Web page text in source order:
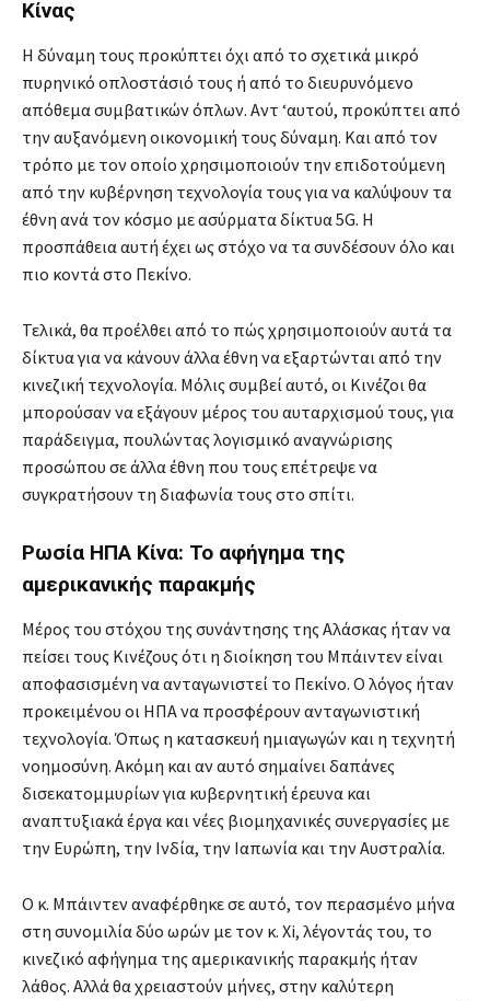
Κίνας
Η δύναμη τους προκύπτει όχι από το σχετικά μικρό
πυρηνικό οπλοστάσιό τους ή από το διευρυνόμενο
απόθεμα συμβατικών όπλων. Αντ ‘αυτού, προκύπτει από
την αυξανόμενη οικονομική τους δύναμη. Και από τον
τρόπο με τον οποίο χρησιμοποιούν την επιδοτούμενη
από την κυβέρνηση τεχνολογία τους για να καλύψουν τα
έθνη ανά τον κόσμο με ασύρματα δίκτυα 5G. Η
προσπάθεια αυτή έχει ως στόχο να τα συνδέσουν όλο και
πιο κοντά στο Πεκίνο.
Τελικά, θα προέλθει από το πώς χρησιμοποιούν αυτά τα
δίκτυα για να κάνουν άλλα έθνη να εξαρτώνται από την
κινεζική τεχνολογία. Μόλις συμβεί αυτό, οι Κινέζοι θα
μπορούσαν να εξάγουν μέρος του αυταρχισμού τους, για
παράδειγμα, πουλώντας λογισμικό αναγνώρισης
προσώπου σε άλλα έθνη που τους επέτρεψε να
συγκρατήσουν τη διαφωνία τους στο σπίτι.
Ρωσία ΗΠΑ Κίνα: Το αφήγημα της
αμερικανικής παρακμής
Μέρος του στόχου της συνάντησης της Αλάσκας ήταν να
πείσει τους Κινέζους ότι η διοίκηση του Μπάιντεν είναι
αποφασισμένη να ανταγωνιστεί το Πεκίνο. Ο λόγος ήταν
προκειμένου οι ΗΠΑ να προσφέρουν ανταγωνιστική
τεχνολογία. Όπως η κατασκευή ημιαγωγών και η τεχνητή
νοημοσύνη. Ακόμη και αν αυτό σημαίνει δαπάνες
δισεκατομμυρίων για κυβερνητική έρευνα και
αναπτυξιακά έργα και νέες βιομηχανικές συνεργασίες με
την Ευρώπη, την Ινδία, την Ιαπωνία και την Αυστραλία.
Ο κ. Μπάιντεν αναφέρθηκε σε αυτό, τον περασμένο μήνα
στη συνομιλία δύο ωρών με τον κ. Xi, λέγοντάς του, το
κινεζικό αφήγημα της αμερικανικής παρακμής ήταν
λάθος. Αλλά θα χρειαστούν μήνες, στην καλύτερη